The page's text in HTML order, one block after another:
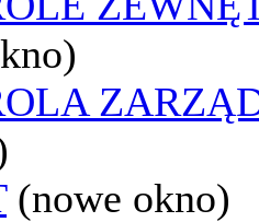
(nowe okno)